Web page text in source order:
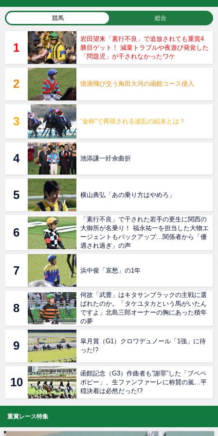
競馬 総合
岩田望来「素行不良」で追放されても重賞4
勝目ゲット！ 減量トラブルや夜遊び発覚した
「問題児」が干されなかったワケ
憶測飛び交う角田大河の函館コース侵入
“金杯”で再現される波乱の結末とは？
池添謙一紆余曲折
横山典弘「あの乗り方はやめろ」
「素行不良」で干された若手の更生に関西の
大御所が名乗り！ 福永祐一を担当した大物エ
ージェントもバックアップ…関係者から「優
遇され過ぎ」の声
浜中俊「哀愁」の1年
何故「武豊」はキタサンブラックの主戦に選
ばれたのか。「タケユタカという馬がいたん
ですよ」北島三郎オーナーの胸にあった積年
の夢
皐月賞（G1）クロワデュノール「1強」に待
った!?
函館記念（G3）作曲者も“謝罪”した「プペペ
ポピー」、生ファンファーレに称賛の嵐…平
穏決着は必然だった!?
重賞レース特集